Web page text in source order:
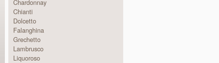
Chardonnay
Chianti
Dolcetto
Falanghina
Grechetto
Lambrusco
Liquoroso